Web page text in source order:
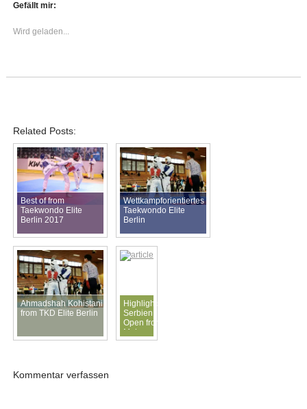
Gefällt mir:
Wird geladen...
Related Posts:
Best of from
Taekwondo Elite
Berlin 2017
Wettkampforientiertes
Taekwondo Elite
Berlin
Ahmadshah Kohistani
from TKD Elite Berlin
Highlights
Serbien
Open from
Mohammed
Mansour
Kommentar verfassen